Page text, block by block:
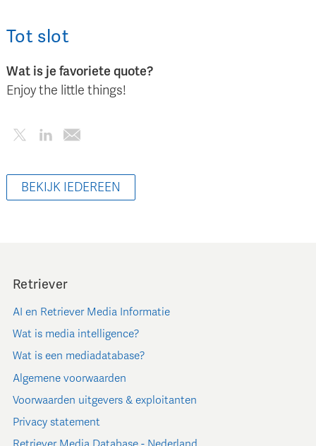
Tot slot
Wat is je favoriete quote?
Enjoy the little things!
BEKIJK IEDEREEN
Retriever
AI en Retriever Media Informatie
Wat is media intelligence?
Wat is een mediadatabase?
Algemene voorwaarden
Voorwaarden uitgevers & exploitanten
Privacy statement